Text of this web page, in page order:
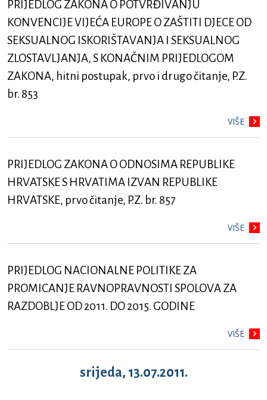
PRIJEDLOG ZAKONA O POTVRĐIVANJU
KONVENCIJE VIJEĆA EUROPE O ZAŠTITI DJECE OD
SEKSUALNOG ISKORIŠTAVANJA I SEKSUALNOG
ZLOSTAVLJANJA, S KONAČNIM PRIJEDLOGOM
ZAKONA, hitni postupak, prvo i drugo čitanje, P.Z.
br. 853
VIŠE
PRIJEDLOG ZAKONA O ODNOSIMA REPUBLIKE
HRVATSKE S HRVATIMA IZVAN REPUBLIKE
HRVATSKE, prvo čitanje, P.Z. br. 857
VIŠE
PRIJEDLOG NACIONALNE POLITIKE ZA
PROMICANJE RAVNOPRAVNOSTI SPOLOVA ZA
RAZDOBLJE OD 2011. DO 2015. GODINE
VIŠE
srijeda, 13.07.2011.